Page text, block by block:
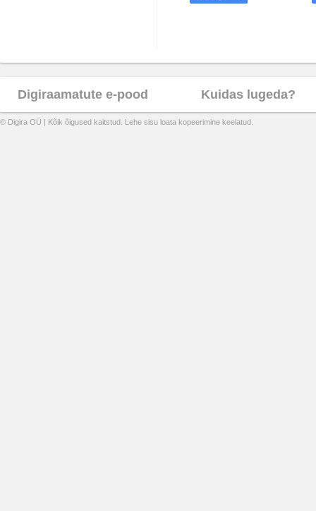
Digiraamatute e-pood Kuidas lugeda?
© Digira OÜ | Kõik õigused kaitstud. Lehe sisu loata kopeerimine keelatud.